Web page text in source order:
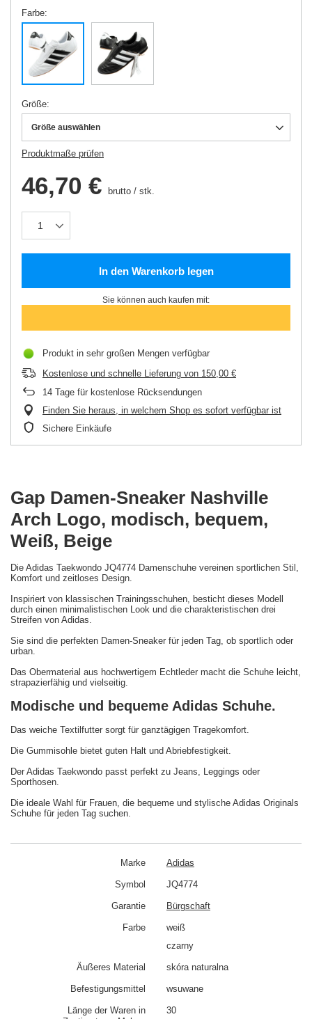
Farbe
Größe
Größe auswählen
Produktmaße prüfen
46,70 € brutto / stk.
In den Warenkorb legen
Sie können auch kaufen mit:
Produkt in sehr großen Mengen verfügbar
Kostenlose und schnelle Lieferung von 150,00 €
14 Tage für kostenlose Rücksendungen
Finden Sie heraus, in welchem Shop es sofort verfügbar ist
Sichere Einkäufe
Gap Damen-Sneaker Nashville
Arch Logo, modisch, bequem,
Weiß, Beige
Die Adidas Taekwondo JQ4774 Damenschuhe vereinen sportlichen Stil,
Komfort und zeitloses Design.
Inspiriert von klassischen Trainingsschuhen, besticht dieses Modell
durch einen minimalistischen Look und die charakteristischen drei
Streifen von Adidas.
Sie sind die perfekten Damen-Sneaker für jeden Tag, ob sportlich oder
urban.
Das Obermaterial aus hochwertigem Echtleder macht die Schuhe leicht,
strapazierfähig und vielseitig.
Modische und bequeme Adidas Schuhe.
Das weiche Textilfutter sorgt für ganztägigen Tragekomfort.
Die Gummisohle bietet guten Halt und Abriebfestigkeit.
Der Adidas Taekwondo passt perfekt zu Jeans, Leggings oder
Sporthosen.
Die ideale Wahl für Frauen, die bequeme und stylische Adidas Originals
Schuhe für jeden Tag suchen.
Marke Adidas
Symbol JQ4774
Garantie Bürgschaft
Farbe
weiß
czarny
Äußeres Material skóra naturalna
Befestigungsmittel wsuwane
Länge der Waren in
30